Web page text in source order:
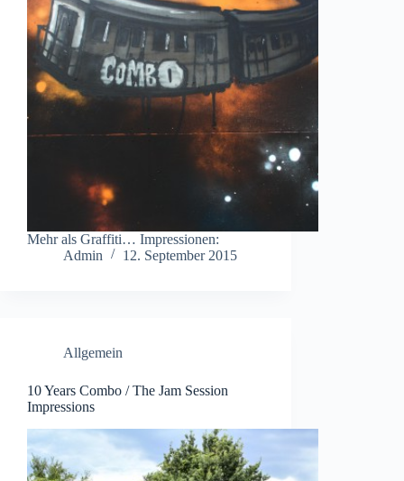
Mehr als Graffiti… Impressionen:
Admin
12. September 2015
Allgemein
10 Years Combo / The Jam Session
Impressions